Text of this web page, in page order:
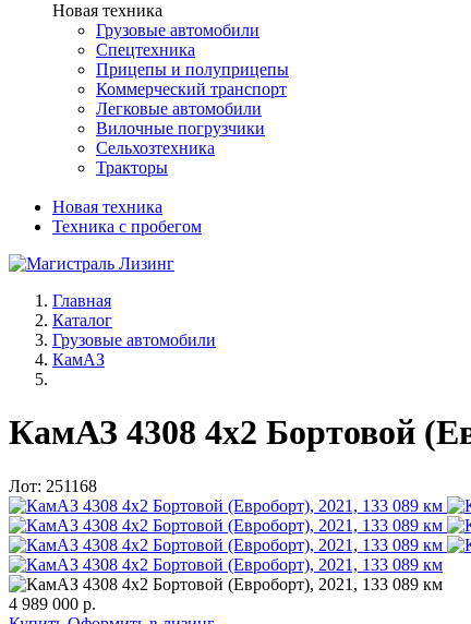
Новая техника
Грузовые автомобили
Спецтехника
Прицепы и полуприцепы
Коммерческий транспорт
Легковые автомобили
Вилочные погрузчики
Сельхозтехника
Тракторы
Новая техника
Техника с пробегом
Главная
Каталог
Грузовые автомобили
КамАЗ
КамАЗ 4308 4x2 Бортовой
Лот: 251168
4 989 000 р.